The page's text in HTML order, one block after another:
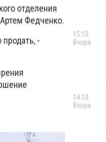
отделения
Федченко.
-
15:10
Вчора
14:10
Вчора